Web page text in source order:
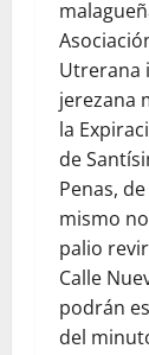
Utrerana
jerezana
la
de
Penas,
mismo
palio
Calle
podrán
del